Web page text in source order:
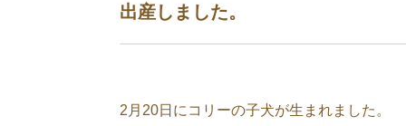
出産しました。
2月20日にコリーの子犬が生まれました。